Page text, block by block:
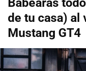
de tu casa) al
Mustang GT4